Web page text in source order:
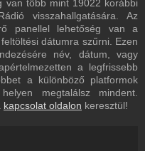
van több mint 19022 korábbi
visszahallgatására. Az
panellel lehetőség van a
dátumra szűrni. Ezen
név, dátum, vagy
a legfrissebb
a különböző platformok
megtalálsz mindent.
kapcsolat oldalon keresztül!